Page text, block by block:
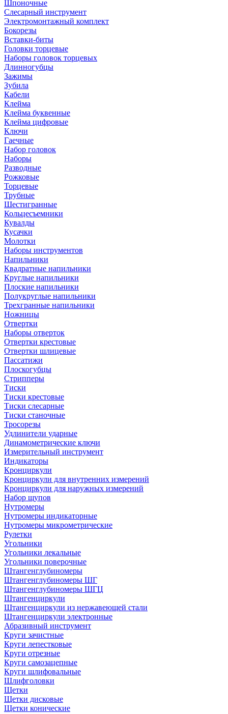
Шпоночные
Слесарный инструмент
Электромонтажный комплект
Бокорезы
Вставки-биты
Головки торцевые
Наборы головок торцевых
Длинногубцы
Зажимы
Зубила
Кабели
Клейма
Клейма буквенные
Клейма цифровые
Ключи
Гаечные
Набор головок
Наборы
Разводные
Рожковые
Торцевые
Трубные
Шестигранные
Кольцесъемники
Кувалды
Кусачки
Молотки
Наборы инструментов
Напильники
Квадратные напильники
Круглые напильники
Плоские напильники
Полукруглые напильники
Трехгранные напильники
Ножницы
Отвертки
Наборы отверток
Отвертки крестовые
Отвертки шлицевые
Пассатижи
Плоскогубцы
Стрипперы
Тиски
Тиски крестовые
Тиски слесарные
Тиски станочные
Тросорезы
Удлинители ударные
Динамометрические ключи
Измерительный инструмент
Индикаторы
Кронциркули
Кронциркули для внутренних измерений
Кронциркули для наружных измерений
Набор щупов
Нутромеры
Нутромеры индикаторные
Нутромеры микрометрические
Рулетки
Угольники
Угольники лекальные
Угольники поверочные
Штангенглубиномеры
Штангенглубиномеры ШГ
Штангенглубиномеры ШГЦ
Штангенциркули
Штангенциркули из нержавеющей стали
Штангенциркули электронные
Абразивный инструмент
Круги зачистные
Круги лепестковые
Круги отрезные
Круги самозацепные
Круги шлифовальные
Шлифголовки
Щетки
Щетки дисковые
Щетки конические